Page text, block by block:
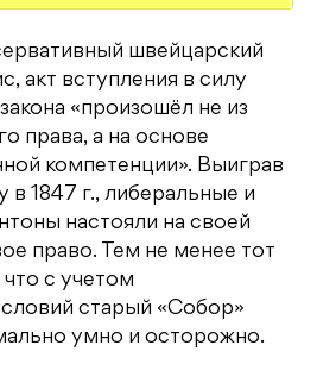
швейцарский
акт вступления в силу
«произошёл не из
права, а на основе
компетенции». Выиграв
в 1847 г., либеральные и
настояли на своей
право. Тем не менее тот
с учетом
старый «Собор»
умно и осторожно.